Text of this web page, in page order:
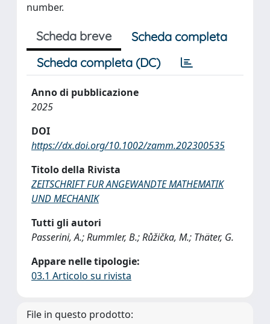
number.
Scheda breve
Scheda completa
Scheda completa (DC)
Anno di pubblicazione
2025
DOI
https://dx.doi.org/10.1002/zamm.202300535
Titolo della Rivista
ZEITSCHRIFT FUR ANGEWANDTE MATHEMATIK
UND MECHANIK
Tutti gli autori
Passerini, A.; Rummler, B.; Růžička, M.; Thäter, G.
Appare nelle tipologie:
03.1 Articolo su rivista
File in questo prodotto: